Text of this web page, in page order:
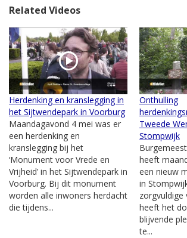
Related Videos
Herdenking en kranslegging in
het Sijtwendepark in Voorburg
Maandagavond 4 mei was er
een herdenking en
kranslegging bij het
‘Monument voor Vrede en
Vrijheid’ in het Sijtwendepark in
Voorburg. Bij dit monument
worden alle inwoners herdacht
die tijdens...
Onthulling
Tweede
Stompwijk
heeft
een nieuw
in
zorgvuldige
heeft het
blijvende
te...